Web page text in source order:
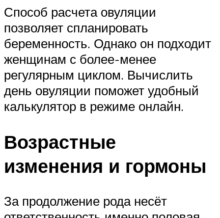
Способ расчета овуляции
позволяет спланировать
беременность. Однако он подходит
женщинам с более-менее
регулярным циклом. Вычислить
день овуляции поможет удобный
калькулятор в режиме онлайн.
Возрастные
изменения и гормоны
За продолжение рода несёт